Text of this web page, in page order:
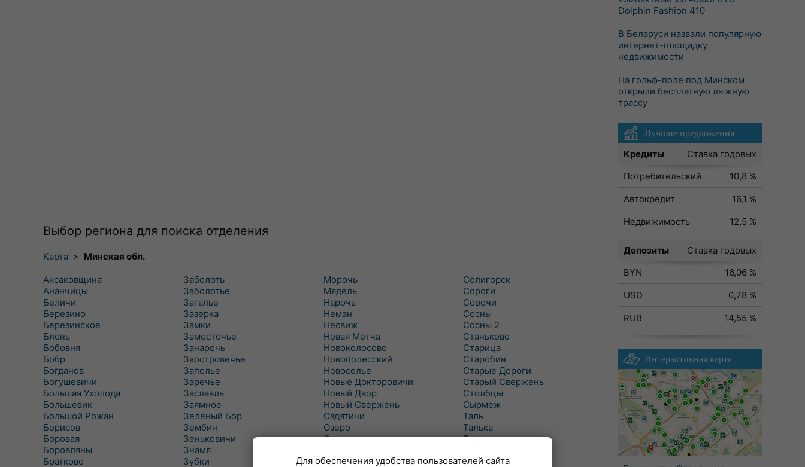
Выбор региона для поиска отделения
Карта > Минская обл.
Аксаковщина
Ананчицы
Беличи
Березино
Березинское
Блонь
Бобовня
Бобр
Богданов
Богушевичи
Большая Ухолода
Большевик
Большой Рожан
Борисов
Боровая
Боровляны
Братково
Заболоть
Заболотье
Загалье
Зазерка
Замки
Замосточье
Занарочь
Заостровечье
Заполье
Заречье
Заславль
Заямное
Зеленый Бор
Зембин
Зеньковичи
Знамя
Зубки
Морочь
Мядель
Нарочь
Неман
Несвиж
Новая Метча
Новоколосово
Новополесский
Новоселье
Новые Докторовичи
Новый Двор
Новый Свержень
Оздятичи
Озеро
Озерцо
Октябрь
Солигорск
Сороги
Сорочи
Сосны
Сосны 2
Станьково
Старица
Старобин
Старые Дороги
Старый Свержень
Столбцы
Сырмеж
Таль
Талька
Танежицы
Турец-Бояры
Dolphin Fashion 410
В Беларуси назвали популярную
интернет-площадку
недвижимости
На гольф-поле под Минском
открыли бесплатную лыжную
трассу
Лучшие предложения
Кредиты
Ставка годовых
Потребительский
10,8 %
Автокредит
16,1 %
Недвижимость
12,5 %
Депозиты
Ставка годовых
BYN
16,06 %
USD
0,78 %
RUB
14,55 %
Интерактивная карта
Для обеспечения удобства пользователей сайта